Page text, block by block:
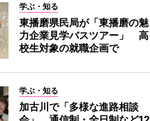
学ぶ・知る
東播磨県民局が「東播磨の魅
力企業見学バスツアー」 高
校生対象の就職企画で
学ぶ・知る
加古川で「多様な進路相談